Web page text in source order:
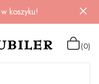
koszyku!
(0)